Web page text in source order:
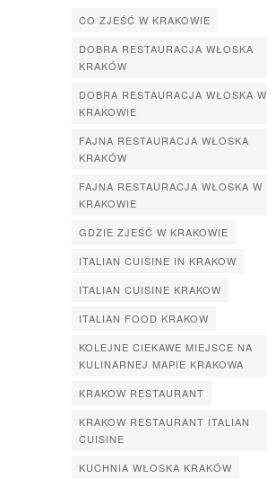
CO ZJEŚĆ W KRAKOWIE
DOBRA RESTAURACJA WŁOSKA
KRAKÓW
DOBRA RESTAURACJA WŁOSKA W
KRAKOWIE
FAJNA RESTAURACJA WŁOSKA
KRAKÓW
FAJNA RESTAURACJA WŁOSKA W
KRAKOWIE
GDZIE ZJEŚĆ W KRAKOWIE
ITALIAN CUISINE IN KRAKOW
ITALIAN CUISINE KRAKOW
ITALIAN FOOD KRAKOW
KOLEJNE CIEKAWE MIEJSCE NA
KULINARNEJ MAPIE KRAKOWA
KRAKOW RESTAURANT
KRAKOW RESTAURANT ITALIAN
CUISINE
KUCHNIA WŁOSKA KRAKÓW